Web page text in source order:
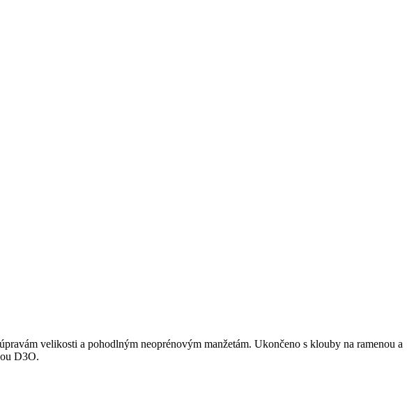
velikosti a pohodlným neoprénovým manžetám. Ukončeno s klouby na ramenou a
D3O.